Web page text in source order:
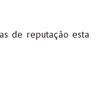
de reputação esta